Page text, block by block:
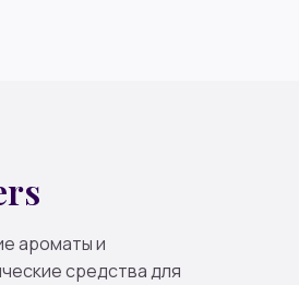
ароматы и
средства для